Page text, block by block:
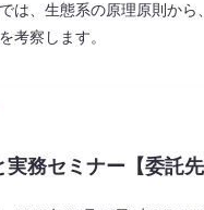
は、生態系の原理原則か
考察します。
実務セミナー【委託先